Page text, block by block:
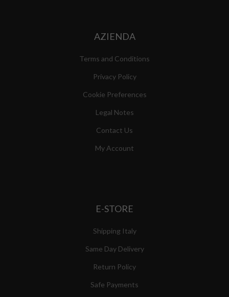
AZIENDA
Terms and Conditions
Privacy Policy
Cookie Preferences
Legal Notes
Contact Us
My Account
E-STORE
Shipping Italy
Same Day Delivery
Return Policy
Safe Payments